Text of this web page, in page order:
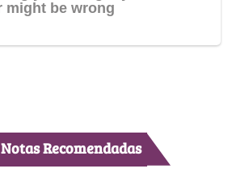
Notas Recomendadas